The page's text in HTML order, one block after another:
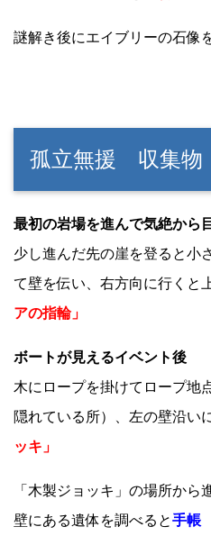
謎解き後にエイブリーの石像
孤立無援 収集物
最初の岩場を進んで気絶から
少し進んだ先の崖を登ると小
て壁を伝い、右方向に行くと
アの指輪」
ボートが見えるイベント後
木にロープを掛けてロープ地
隠れている所）、左の壁沿い
ッキ」
「木製ジョッキ」の場所か
壁にある遺体を調べると手帳